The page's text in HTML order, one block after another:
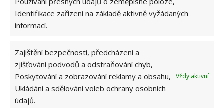
Identifikace zařízení na základě aktivně vyžádaných
informací.
Zajištění bezpečnosti, předcházení a
zjišťování podvodů a odstraňování chyb,
Poskytování a zobrazování reklamy a obsahu,
Ukládání a sdělování voleb ochrany osobních
údajů.
Vždy aktivní
rozhodla zůstat. Její v...[Více o
autorovi]
SOUVISEJÍCÍ ČLÁNKY